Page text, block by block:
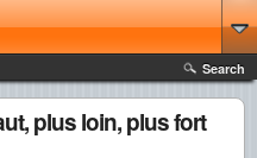
Search
plus loin, plus fort